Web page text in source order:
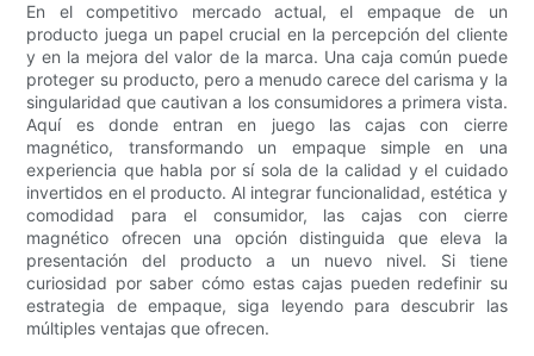
En el competitivo mercado actual, el empaque de un
producto juega un papel crucial en la percepción del cliente
y en la mejora del valor de la marca. Una caja común puede
proteger su producto, pero a menudo carece del carisma y la
singularidad que cautivan a los consumidores a primera vista.
Aquí es donde entran en juego las cajas con cierre
magnético, transformando un empaque simple en una
experiencia que habla por sí sola de la calidad y el cuidado
invertidos en el producto. Al integrar funcionalidad, estética y
comodidad para el consumidor, las cajas con cierre
magnético ofrecen una opción distinguida que eleva la
presentación del producto a un nuevo nivel. Si tiene
curiosidad por saber cómo estas cajas pueden redefinir su
estrategia de empaque, siga leyendo para descubrir las
múltiples ventajas que ofrecen.